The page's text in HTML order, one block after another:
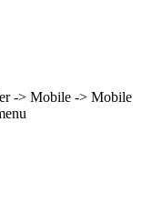
-> Mobile -> Mobile